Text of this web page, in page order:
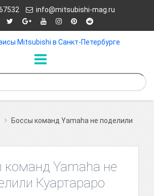
info@mitsubishi-mag.ru
Боссы команд Yamaha не поделили
команд Yamaha не
Куартараро